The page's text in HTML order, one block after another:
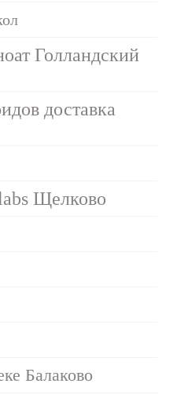
Голландский
доставка
Щелково
Балаково